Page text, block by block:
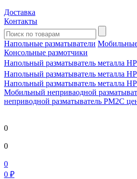
Доставка
Контакты
Напольные разматыватели
Консольные размотчики
Напольный разматыватель металла
Напольный разматыватель металла
Напольный разматыватель металла
Мобильный непривaодной
неприводной разматыватель РМ2С
0
0
0
0 ₽